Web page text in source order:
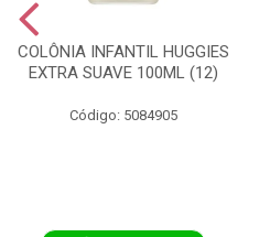
COLÔNIA INFANTIL HUGGIES
EXTRA SUAVE 100ML (12)
Código: 5084905